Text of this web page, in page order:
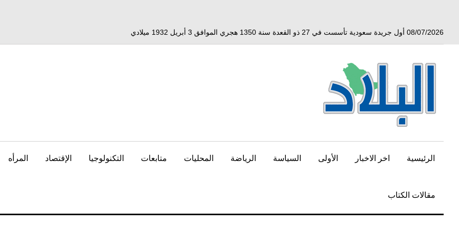
08/07/2026 أول جريدة سعودية تأسست في 27 ذو القعدة سنة 1350 هجري الموافق 3 أبريل 1932 ميلادي
الرئيسية اخر الاخبار الأولى السياسة الرياضة المحليات متابعات التكنولوجيا الإقتصاد المرأه
مقالات الكتاب